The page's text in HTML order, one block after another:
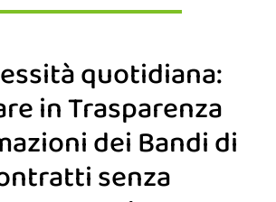
quotidiana:
in Trasparenza
dei Bandi di
senza